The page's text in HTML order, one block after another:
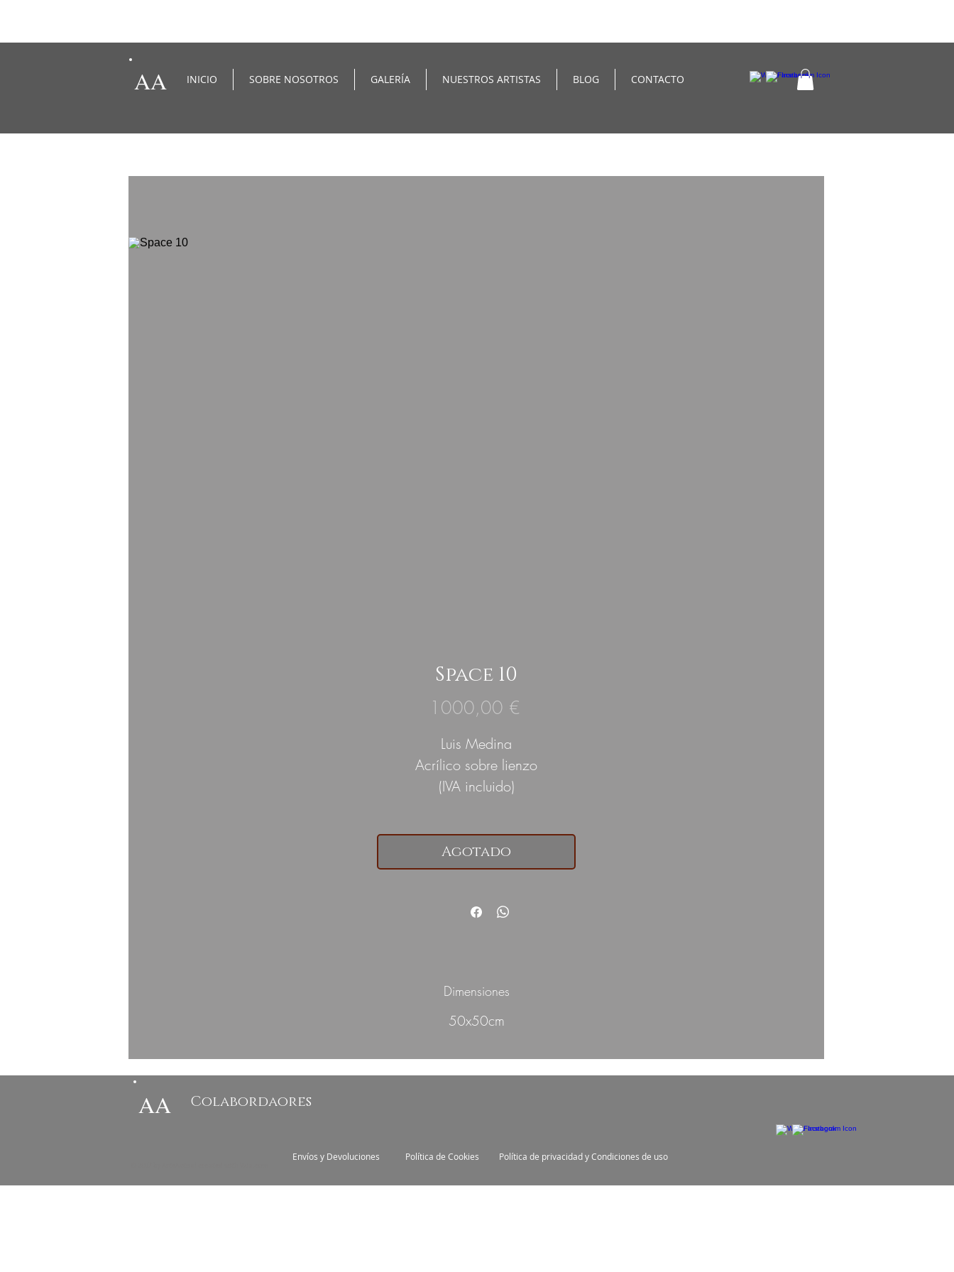
AA INICIO SOBRE NOSOTROS GALERÍA NUESTROS ARTISTAS BLOG CONTACTO
Space 10
1000,00 €
Luis Medina
Acrílico sobre lienzo
(IVA incluido)
Agotado
Dimensiones
50x50cm
AA Colabordaores
Envíos y Devoluciones Política de Cookies Política de privacidad y Condiciones de uso